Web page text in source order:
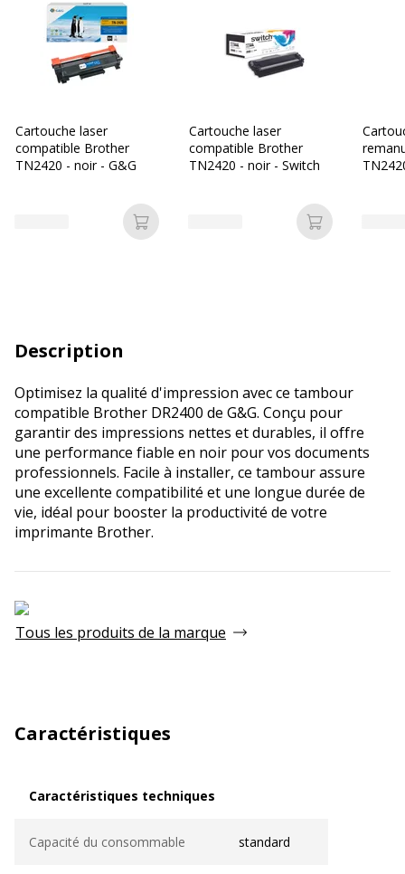
Cartouche laser
compatible Brother
TN2420 - noir - G&G
Ajouter au panier
Cartouche laser
compatible Brother
TN2420 - noir - Switch
Ajouter au
Description
Optimisez la qualité d'impression avec ce tambour
compatible Brother DR2400 de G&G. Conçu pour
garantir des impressions nettes et durables, il offre
une performance fiable en noir pour vos documents
professionnels. Facile à installer, ce tambour assure
une excellente compatibilité et une longue durée de
vie, idéal pour booster la productivité de votre
imprimante Brother.
Tous les produits de la marque
Caractéristiques
Caractéristiques techniques
Capacité du consommable standard